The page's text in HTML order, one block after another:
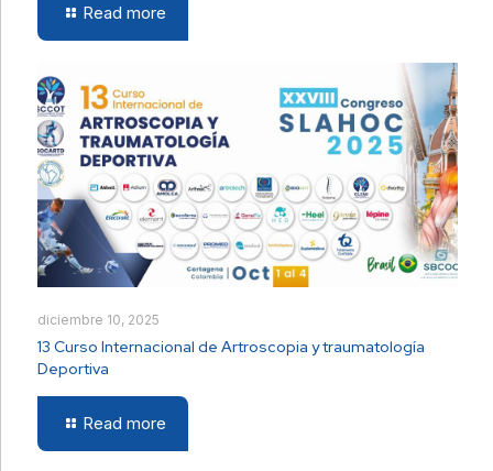
Read more
diciembre 10, 2025
13 Curso Internacional de Artroscopia y traumatología
Deportiva
Read more